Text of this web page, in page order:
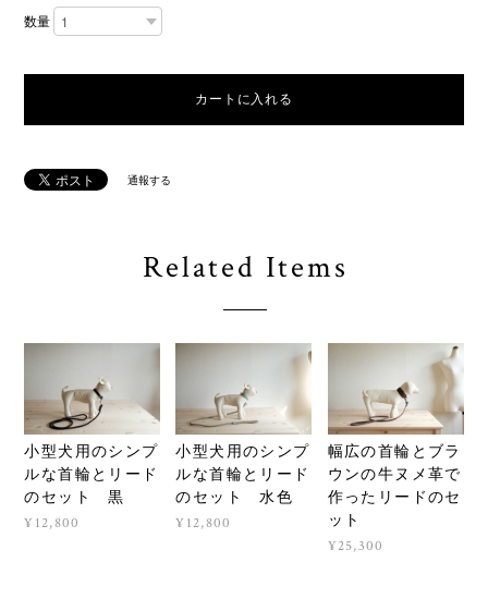
数量
通報する
Related Items
小型犬用のシンプ
ルな首輪とリード
のセット 黒
¥12,800
小型犬用のシンプ
ルな首輪とリード
のセット 水色
¥12,800
幅広の首輪とブラ
ウンの牛ヌメ革で
作ったリードのセ
ット
¥25,300